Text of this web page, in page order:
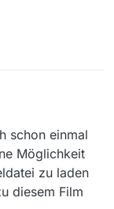
schon einmal
Möglichkeit
zu laden
diesem Film